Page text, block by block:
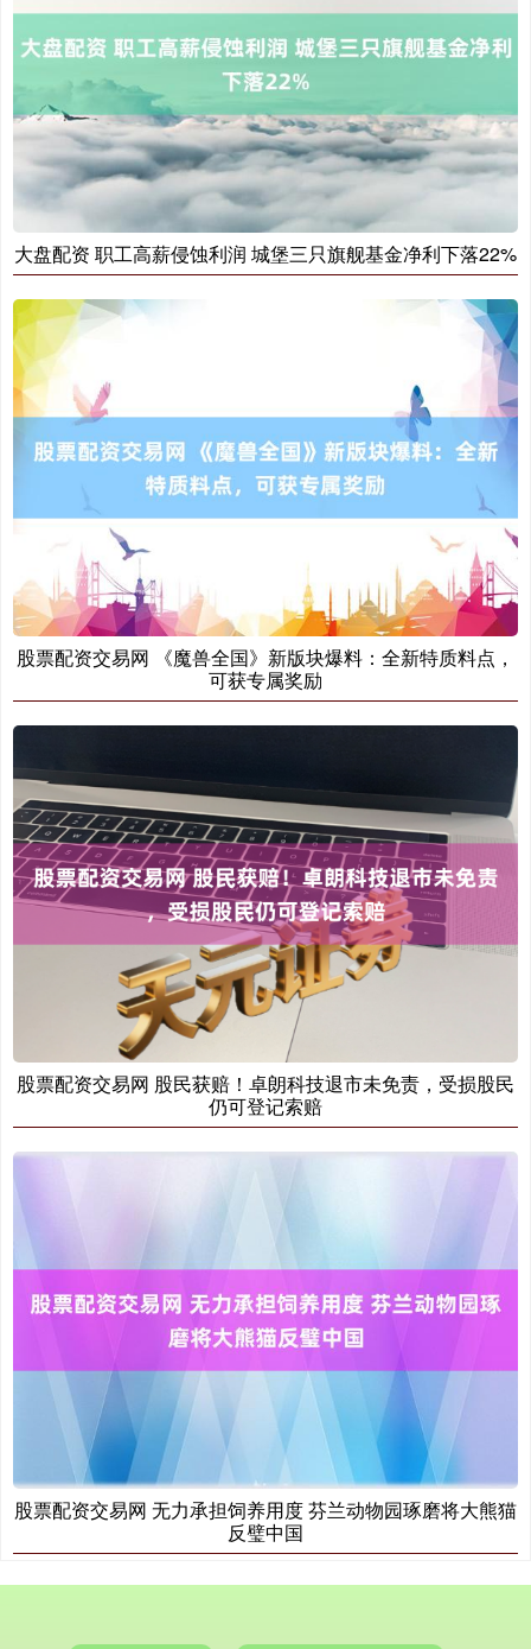
深证成指 14311.01 +200.89 +1.42%
沪深300 +0.93%
北证50 +1.01%
创业板指 3563.12 +47.56
基金指数 7242.10
国债指数
期指IC0 7877.80 +164.40 +2.13%
大盘配资 职工高薪侵蚀利润 城堡三只旗舰基金净利下落22%
股票配资交易网 《魔兽全国》新版块爆料：全新特质料点，
可获专属奖励
股票配资交易网 股民获赔！卓朗科技退市未免责，受损股民
仍可登记索赔
股票配资交易网 无力承担饲养用度 芬兰动物园琢磨将大熊猫
反璧中国